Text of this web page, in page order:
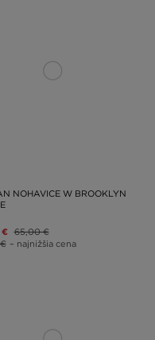
NOHAVICE W BROOKLYN
65,00 €
– najnižšia cena